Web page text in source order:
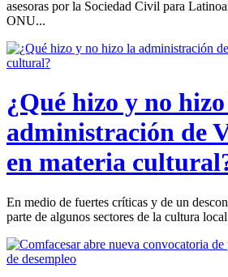
asesoras por la Sociedad Civil para
ONU...
¿Qué hizo y no
administración de
en materia
En medio de fuertes críticas y de un
parte de algunos sectores de la cultura